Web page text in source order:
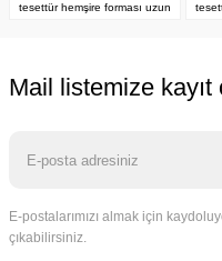
tesettür hemşire forması uzun
Mail listemize kayıt
E-postalarımızı almak için
çıkabilirsiniz.